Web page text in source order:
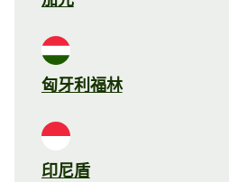
匈牙利福林
印尼盾